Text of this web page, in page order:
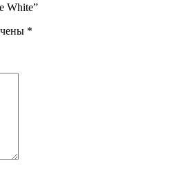
White”
*